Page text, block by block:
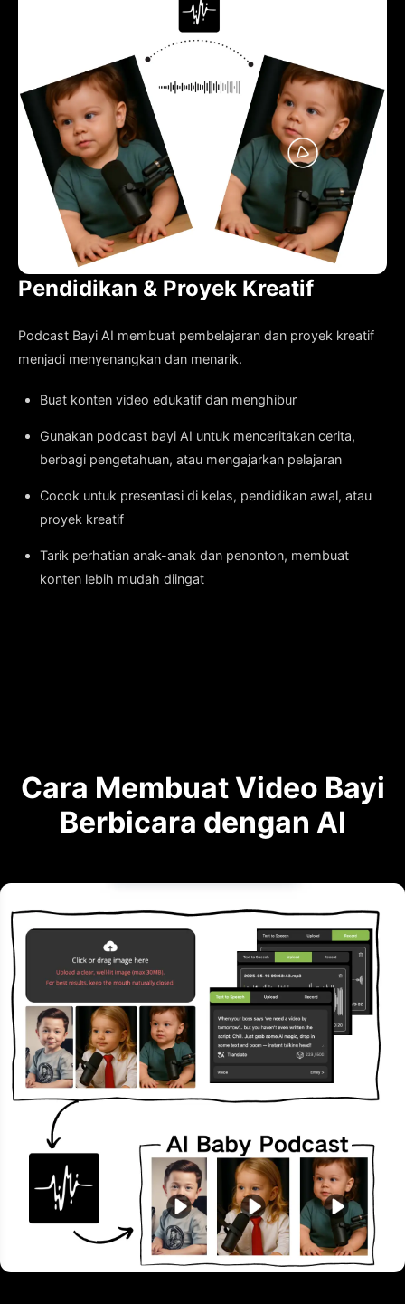
Pendidikan & Proyek Kreatif
Podcast Bayi AI membuat pembelajaran dan proyek kreatif
menjadi menyenangkan dan menarik.
Buat konten video edukatif dan menghibur
Gunakan podcast bayi AI untuk menceritakan cerita,
berbagi pengetahuan, atau mengajarkan pelajaran
Cocok untuk presentasi di kelas, pendidikan awal, atau
proyek kreatif
Tarik perhatian anak-anak dan penonton, membuat
konten lebih mudah diingat
Cara Membuat Video Bayi
Berbicara dengan AI